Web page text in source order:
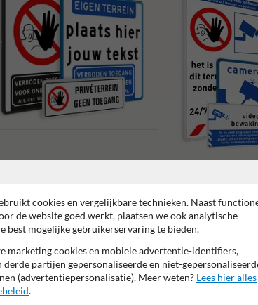
reflecterende folie Anti-graffiti laminaat 99%
cookies en vergelijkbare technieken. Naast
de website goed werkt, plaatsen we ook analytische
best mogelijke gebruikerservaring te bieden.
marketing cookies en mobiele advertentie-identifiers,
derde partijen gepersonaliseerde en niet-
(advertentiepersonalisatie). Meer weten? Lees hier alles
.